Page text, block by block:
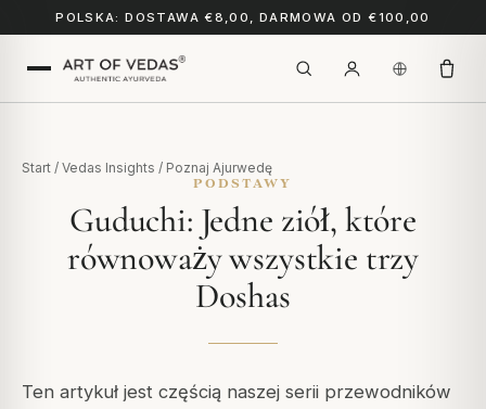
POLSKA: DOSTAWA €8,00, DARMOWA OD €100,00
Start / Vedas Insights / Poznaj Ajurwedę
PODSTAWY
Guduchi: Jedne ziół, które
równoważy wszystkie trzy
Doshas
Ten artykuł jest częścią naszej serii przewodników